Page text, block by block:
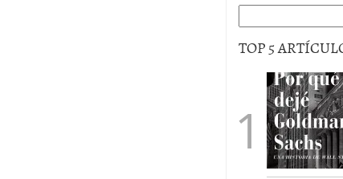
“La rigidez laboral no protege,
humana en la economía
TOP 5